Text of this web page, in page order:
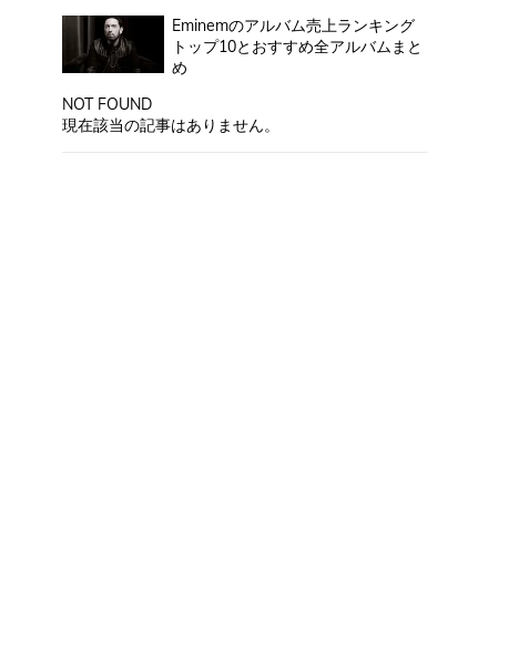
Eminemのアルバム売上ランキング
トップ10とおすすめ全アルバムまと
め
NOT FOUND
現在該当の記事はありません。